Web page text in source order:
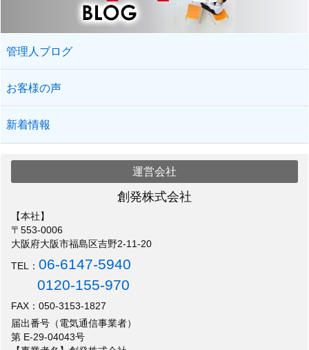
管理人ブログ
お客様の声
新着情報
運営会社
創発株式会社
【本社】
〒553-0006
大阪府大阪市福島区吉野2-11-20
TEL：06-6147-5940
0120-155-970
FAX：050-3153-1827
届出番号（電気通信事業者）
第 E-29-04043号